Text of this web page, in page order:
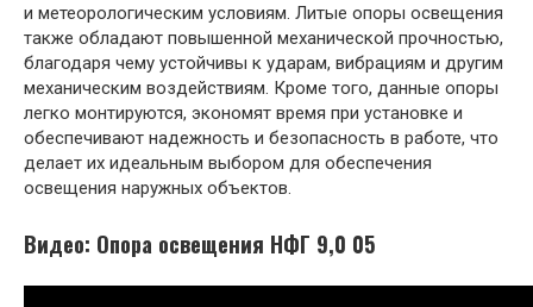
и метеорологическим условиям. Литые опоры освещения
также обладают повышенной механической прочностью,
благодаря чему устойчивы к ударам, вибрациям и другим
механическим воздействиям. Кроме того, данные опоры
легко монтируются, экономят время при установке и
обеспечивают надежность и безопасность в работе, что
делает их идеальным выбором для обеспечения
освещения наружных объектов.
Видео: Опора освещения НФГ 9,0 05